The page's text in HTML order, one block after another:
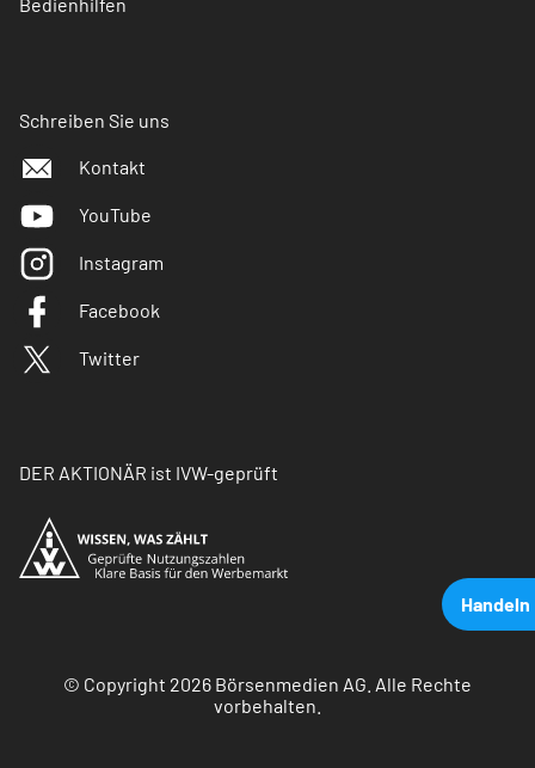
Handeln
Bedienhilfen
Schreiben Sie uns
Kontakt
YouTube
Instagram
Facebook
Twitter
DER AKTIONÄR ist IVW-geprüft
© Copyright 2026 Börsenmedien AG. Alle Rechte
vorbehalten.